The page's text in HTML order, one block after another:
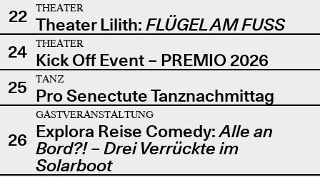
22
THEATER
Theater Lilith: FLÜGEL AM FUSS
24
THEATER
Kick Off Event – PREMIO 2026
25
TANZ
Pro Senectute Tanznachmittag
26
GASTVERANSTALTUNG
Explora Reise Comedy:Alle an
Bord?! – Drei Verrückte im
Solarboot